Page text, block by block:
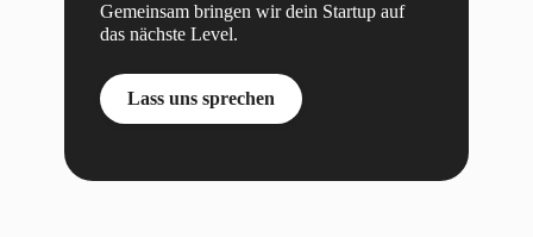
Gemeinsam bringen wir dein Startup auf
das nächste Level.
Lass uns sprechen